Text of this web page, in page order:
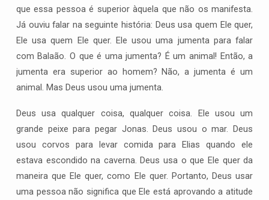
que essa pessoa é superior àquela que não os manifesta.
Já ouviu falar na seguinte história: Deus usa quem Ele quer,
Ele usa quem Ele quer. Ele usou uma jumenta para falar
com Balaão. O que é uma jumenta? É um animal! Então, a
jumenta era superior ao homem? Não, a jumenta é um
animal. Mas Deus usou uma jumenta.
Deus usa qualquer coisa, qualquer coisa. Ele usou um
grande peixe para pegar Jonas. Deus usou o mar. Deus
usou corvos para levar comida para Elias quando ele
estava escondido na caverna. Deus usa o que Ele quer da
maneira que Ele quer, como Ele quer. Portanto, Deus usar
uma pessoa não significa que Ele está aprovando a atitude